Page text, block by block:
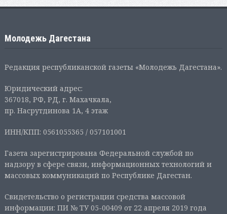
Молодежь Дагестана
Редакция республиканской газеты «Молодежь Дагестана».
Юридический адрес:
367018, РФ, РД, г. Махачкала,
пр. Насрутдинова 1А, 4 этаж
ИНН/КПП: 0561055365 / 057101001
Газета зарегистрирована Федеральной службой по
надзору в сфере связи, информационных технологий и
массовых коммуникаций по Республике Дагестан.
Свидетельство о регистрации средства массовой
информации: ПИ № ТУ 05-00409 от 22 апреля 2019 года